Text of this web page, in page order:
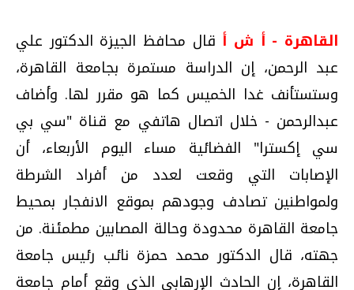
القاهرة - أ ش أ قال محافظ الجيزة الدكتور علي
عبد الرحمن، إن الدراسة مستمرة بجامعة القاهرة،
وستستأنف غدا الخميس كما هو مقرر لها. وأضاف
عبدالرحمن - خلال اتصال هاتفي مع قناة "سي بي
سي إكسترا" الفضائية مساء اليوم الأربعاء، أن
الإصابات التي وقعت لعدد من أفراد الشرطة
ولمواطنين تصادف وجودهم بموقع الانفجار بمحيط
جامعة القاهرة محدودة وحالة المصابين مطمئنة. من
جهته، قال الدكتور محمد حمزة نائب رئيس جامعة
القاهرة، إن الحادث الإرهابي الذي وقع أمام جامعة